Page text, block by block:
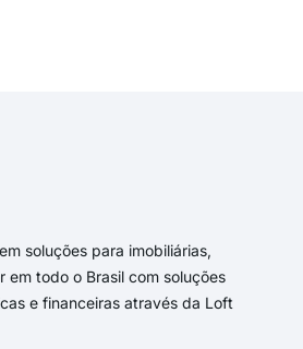
soluções para imobiliárias,
em todo o Brasil com soluções
e financeiras através da Loft